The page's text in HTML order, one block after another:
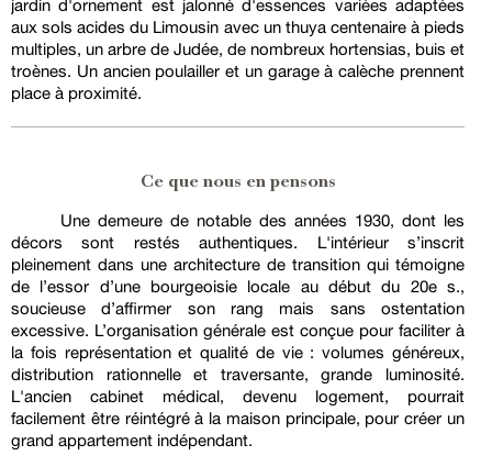
jardin d'ornement est jalonné d'essences variées adaptées
aux sols acides du Limousin avec un thuya centenaire à pieds
multiples, un arbre de Judée, de nombreux hortensias, buis et
troènes. Un ancien poulailler et un garage à calèche prennent
place à proximité.
Ce que nous en pensons
Une demeure de notable des années 1930, dont les
décors sont restés authentiques. L'intérieur s’inscrit
pleinement dans une architecture de transition qui témoigne
de l’essor d’une bourgeoisie locale au début du 20e s.,
soucieuse d’affirmer son rang mais sans ostentation
excessive. L’organisation générale est conçue pour faciliter à
la fois représentation et qualité de vie : volumes généreux,
distribution rationnelle et traversante, grande luminosité.
L'ancien cabinet médical, devenu logement, pourrait
facilement être réintégré à la maison principale, pour créer un
grand appartement indépendant.